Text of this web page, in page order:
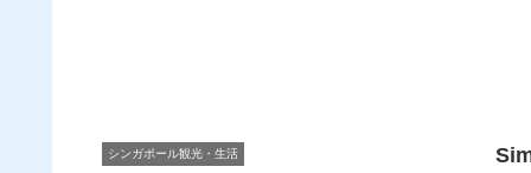
シンガポール観光・生活